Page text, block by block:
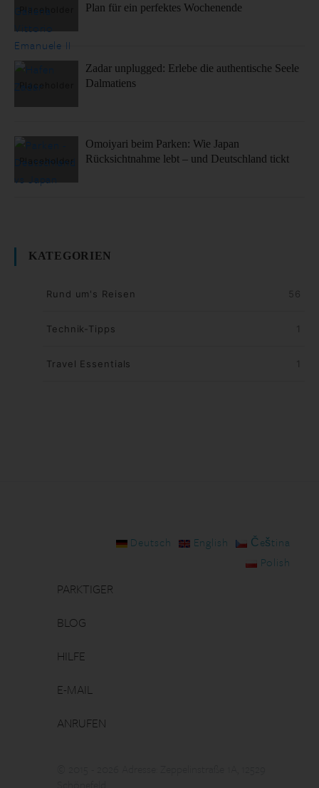
Plan für ein perfektes Wochenende
Zadar unplugged: Erlebe die authentische Seele
Dalmatiens
Omoiyari beim Parken: Wie Japan
Rücksichtnahme lebt – und Deutschland tickt
KATEGORIEN
Rund um's Reisen 56
Technik-Tipps 1
Travel Essentials 1
Deutsch English
Čeština
Polish
PARKTIGER
BLOG
HILFE
E-MAIL
ANRUFEN